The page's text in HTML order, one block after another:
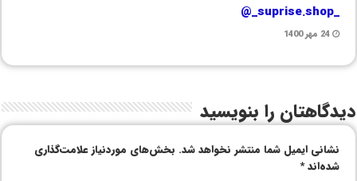
_suprise.shop_@
24 مهر 1400
دیدگاهتان را بنویسید
نشانی ایمیل شما منتشر نخواهد شد. بخش‌های موردنیاز علامت‌گذاری
شده‌اند*